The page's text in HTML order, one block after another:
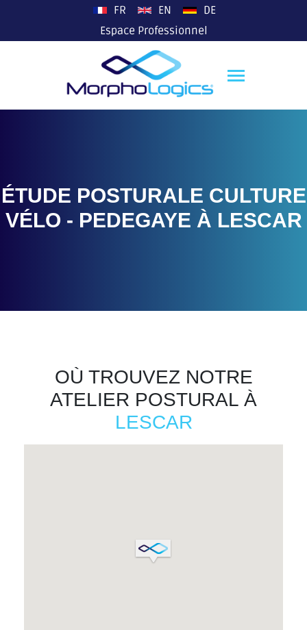
FR EN
DE
Espace Professionnel
ÉTUDE POSTURALE CULTURE
VÉLO - PEDEGAYE À LESCAR
OÙ TROUVEZ NOTRE
ATELIER POSTURAL À
LESCAR